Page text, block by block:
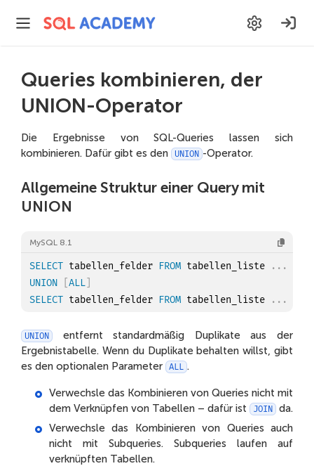
Queries kombinieren, der
UNION-Operator
Die Ergebnisse von SQL-Queries lassen sich
kombinieren. Dafür gibt es den UNION -Operator.
Allgemeine Struktur einer Query mit
UNION
MySQL 8.1
SELECT tabellen_felder FROM tabellen_liste . . .
UNION
ALL
SELECT tabellen_felder FROM tabellen_liste . . .
UNION
entfernt standardmäßig Duplikate aus der
Ergebnistabelle. Wenn du Duplikate behalten willst, gibt
es den optionalen Parameter ALL .
Verwechsle das Kombinieren von Queries nicht mit
dem Verknüpfen von Tabellen – dafür ist
JOIN da.
Verwechsle das Kombinieren von Queries auch
nicht mit Subqueries. Subqueries laufen auf
verknüpften Tabellen.